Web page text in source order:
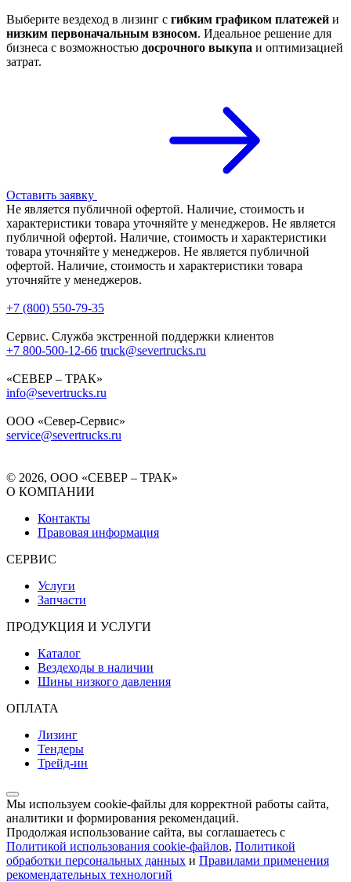
Выберите вездеход в лизинг с гибким графиком платежей и
низким первоначальным взносом. Идеальное решение для
бизнеса с возможностью досрочного выкупа и оптимизацией
затрат.
Оставить заявку
Не является публичной офертой. Наличие, стоимость и
характеристики товара уточняйте у менеджеров. Не является
публичной офертой. Наличие, стоимость и характеристики
товара уточняйте у менеджеров. Не является публичной
офертой. Наличие, стоимость и характеристики товара
уточняйте у менеджеров.
+7 (800) 550-79-35
Сервис. Служба экстренной поддержки клиентов
+7 800-500-12-66 truck@severtrucks.ru
«СЕВЕР – ТРАК»
info@severtrucks.ru
ООО «Север-Сервис»
service@severtrucks.ru
© 2026, ООО «СЕВЕР – ТРАК»
О КОМПАНИИ
Контакты
Правовая информация
СЕРВИС
Услуги
Запчасти
ПРОДУКЦИЯ И УСЛУГИ
Каталог
Вездеходы в наличии
Шины низкого давления
ОПЛАТА
Лизинг
Тендеры
Трейд-ин
Мы используем cookie-файлы для корректной работы сайта,
аналитики и формирования рекомендаций.
Продолжая использование сайта, вы соглашаетесь с
Политикой использования cookie-файлов, Политикой
обработки персональных данных и Правилами применения
рекомендательных технологий